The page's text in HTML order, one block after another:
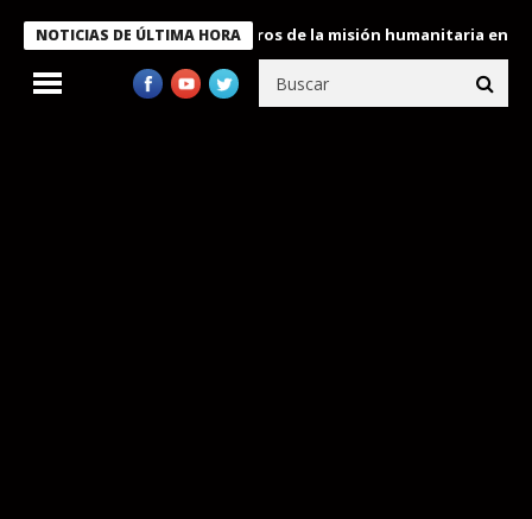
NOTICIAS DE ÚLTIMA HORA
Bukele condecora a miembros de la misión humanitaria enviada